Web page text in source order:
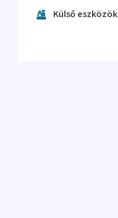
Külső eszközök